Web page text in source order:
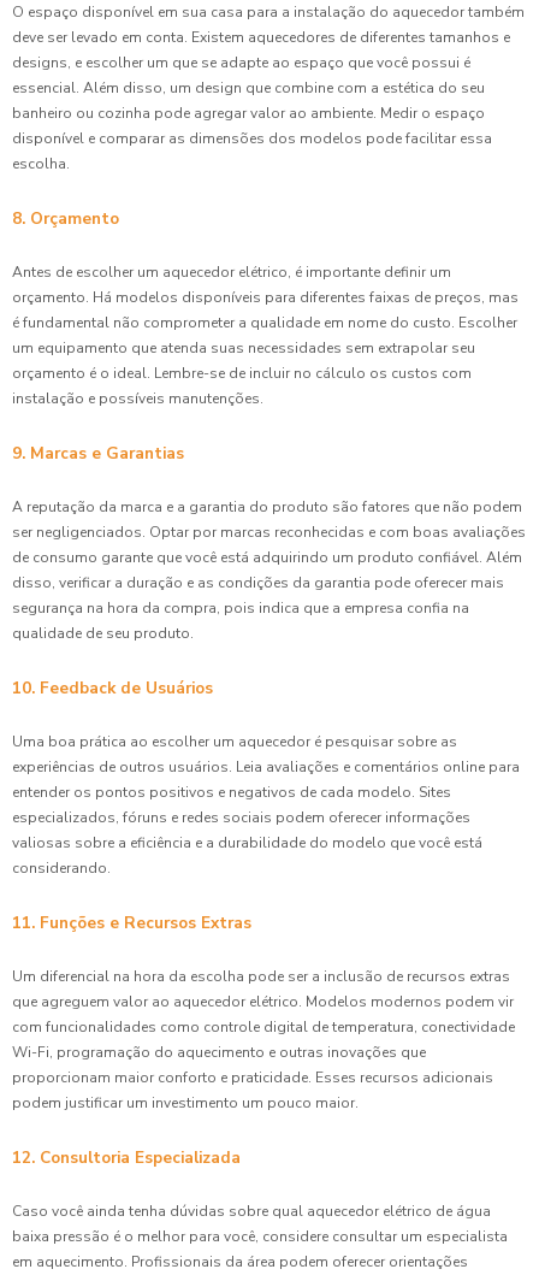
O espaço disponível em sua casa para a instalação do aquecedor também
deve ser levado em conta. Existem aquecedores de diferentes tamanhos e
designs, e escolher um que se adapte ao espaço que você possui é
essencial. Além disso, um design que combine com a estética do seu
banheiro ou cozinha pode agregar valor ao ambiente. Medir o espaço
disponível e comparar as dimensões dos modelos pode facilitar essa
escolha.
8. Orçamento
Antes de escolher um aquecedor elétrico, é importante definir um
orçamento. Há modelos disponíveis para diferentes faixas de preços, mas
é fundamental não comprometer a qualidade em nome do custo. Escolher
um equipamento que atenda suas necessidades sem extrapolar seu
orçamento é o ideal. Lembre-se de incluir no cálculo os custos com
instalação e possíveis manutenções.
9. Marcas e Garantias
A reputação da marca e a garantia do produto são fatores que não podem
ser negligenciados. Optar por marcas reconhecidas e com boas avaliações
de consumo garante que você está adquirindo um produto confiável. Além
disso, verificar a duração e as condições da garantia pode oferecer mais
segurança na hora da compra, pois indica que a empresa confia na
qualidade de seu produto.
10. Feedback de Usuários
Uma boa prática ao escolher um aquecedor é pesquisar sobre as
experiências de outros usuários. Leia avaliações e comentários online para
entender os pontos positivos e negativos de cada modelo. Sites
especializados, fóruns e redes sociais podem oferecer informações
valiosas sobre a eficiência e a durabilidade do modelo que você está
considerando.
11. Funções e Recursos Extras
Um diferencial na hora da escolha pode ser a inclusão de recursos extras
que agreguem valor ao aquecedor elétrico. Modelos modernos podem vir
com funcionalidades como controle digital de temperatura, conectividade
Wi-Fi, programação do aquecimento e outras inovações que
proporcionam maior conforto e praticidade. Esses recursos adicionais
podem justificar um investimento um pouco maior.
12. Consultoria Especializada
Caso você ainda tenha dúvidas sobre qual aquecedor elétrico de água
baixa pressão é o melhor para você, considere consultar um especialista
em aquecimento. Profissionais da área podem oferecer orientações